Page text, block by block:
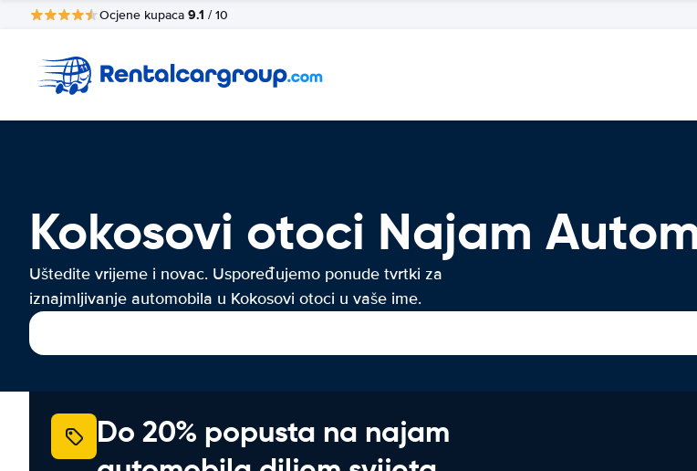
Ocjene kupaca 9.1 / 10
Kokosovi otoci Najam
Uštedite vrijeme i novac. Uspoređujemo ponude tvrtki za
iznajmljivanje automobila u Kokosovi otoci u vaše ime.
Do 20% popusta na najam